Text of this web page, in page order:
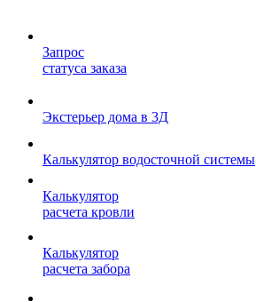
Запрос
статуса заказа
Экстерьер дома в 3Д
Калькулятор водосточной системы
Калькулятор
расчета кровли
Калькулятор
расчета забора